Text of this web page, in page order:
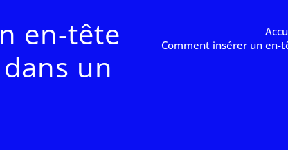
en-tête
un
Comment insérer un en-